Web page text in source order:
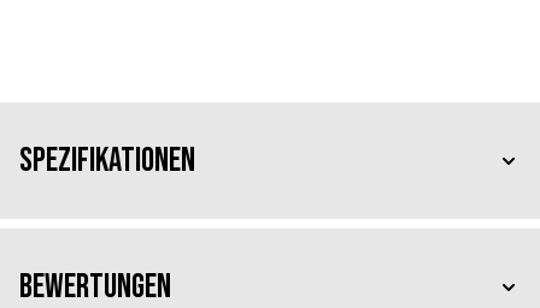
Spezifikationen
Bewertungen